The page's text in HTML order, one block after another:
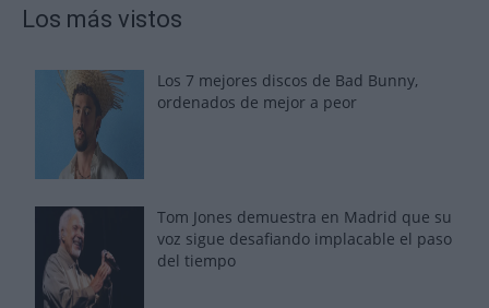
Los más vistos
Los 7 mejores discos de Bad Bunny,
ordenados de mejor a peor
Tom Jones demuestra en Madrid que su
voz sigue desafiando implacable el paso
del tiempo